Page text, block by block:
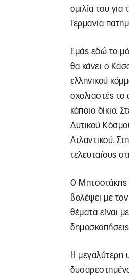
ομιλία του
Γερμανία
Εμάς εδώ το
θα κάνει ο
ελληνικού
σχολιαστές το
κάποιο δίκιο.
Δυτικού
Ατλαντικού.
τελευταίους
Ο Μητσοτάκης
βολέψει με
θέματα είναι
Η μεγαλύτερη